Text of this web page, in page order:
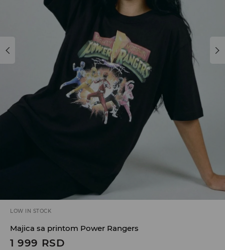
LOW IN STOCK
Majica sa printom Power Rangers
1 999 RSD